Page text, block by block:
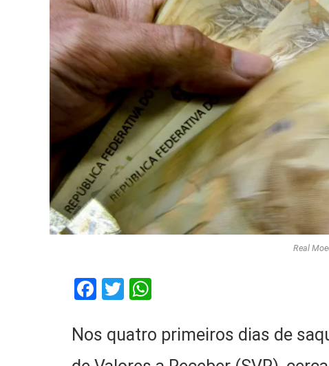
Real
Facebook
Twitter
Nos quatro primeiros dias de